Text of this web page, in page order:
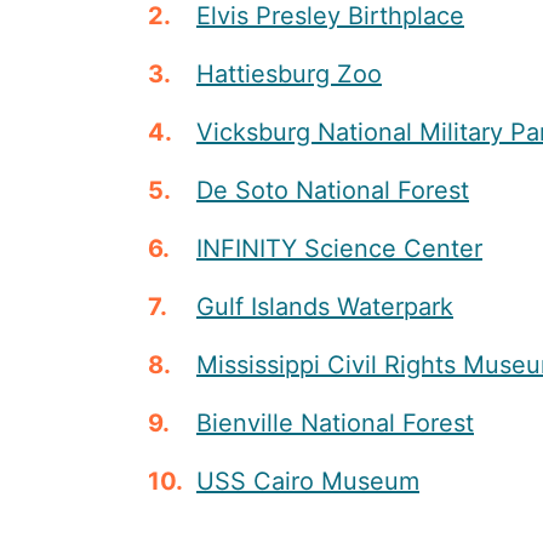
Elvis Presley Birthplace
Hattiesburg Zoo
Vicksburg National Military
De Soto National Forest
INFINITY Science Center
Gulf Islands Waterpark
Mississippi Civil Rights
Bienville National Forest
USS Cairo Museum